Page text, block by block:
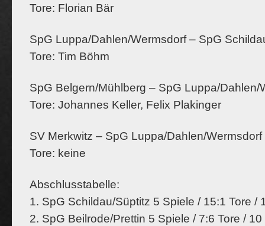
Tore: Florian Bär
SpG Luppa/Dahlen/Wermsdorf – SpG
Tore: Tim Böhm
SpG Belgern/Mühlberg – SpG Luppa/Dahlen/
Tore: Johannes Keller, Felix Plakinger
SV Merkwitz – SpG Luppa/Dahlen/Wermsdorf
Tore: keine
Abschlusstabelle:
1. SpG Schildau/Süptitz 5 Spiele / 15:1 Tore /
2. SpG Beilrode/Prettin 5 Spiele / 7:6 Tore /